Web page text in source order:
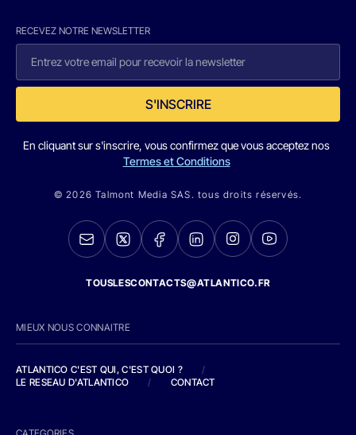
RECEVEZ NOTRE NEWSLETTER
S'INSCRIRE
En cliquant sur s'inscrire, vous confirmez que vous acceptez nos
Termes et Conditions
© 2026 Talmont Media SAS. tous droits réservés.
TOUSLESCONTACTS@ATLANTICO.FR
MIEUX NOUS CONNAITRE
ATLANTICO C'EST QUI, C'EST QUOI ?
/
LE RESEAU D'ATLANTICO
/ CONTACT